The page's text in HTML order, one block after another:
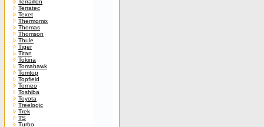
Terraillon
Terratec
Texet
Thermomix
Thomas
Thomson
Thule
Tiger
Titan
Tokina
Tomahawk
Tomtop
Topfield
Torneo
Toshiba
Toyota
Treelogic
Trek
TS
Turbo